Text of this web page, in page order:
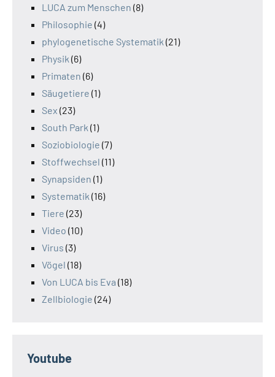
LUCA zum Menschen (8)
Philosophie (4)
phylogenetische Systematik (21)
Physik (6)
Primaten (6)
Säugetiere (1)
Sex (23)
South Park (1)
Soziobiologie (7)
Stoffwechsel (11)
Synapsiden (1)
Systematik (16)
Tiere (23)
Video (10)
Virus (3)
Vögel (18)
Von LUCA bis Eva (18)
Zellbiologie (24)
Youtube